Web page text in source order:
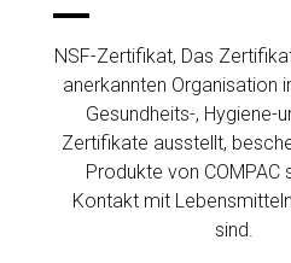
NSF-Zertifikat, Das
anerkannten Organisation
Gesundheits-, Hygiene-
Zertifikate ausstellt,
Produkte von COMPAC
Kontakt mit
sind.